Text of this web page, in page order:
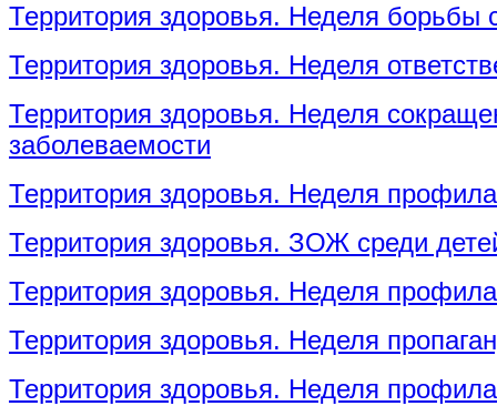
Территория здоровья. Неделя борьбы
Территория здоровья. Неделя
Территория здоровья. Неделя
заболеваемости
Территория здоровья. Неделя
Территория здоровья. ЗОЖ среди
Территория здоровья. Неделя
Территория здоровья. Неделя
Территория здоровья. Неделя